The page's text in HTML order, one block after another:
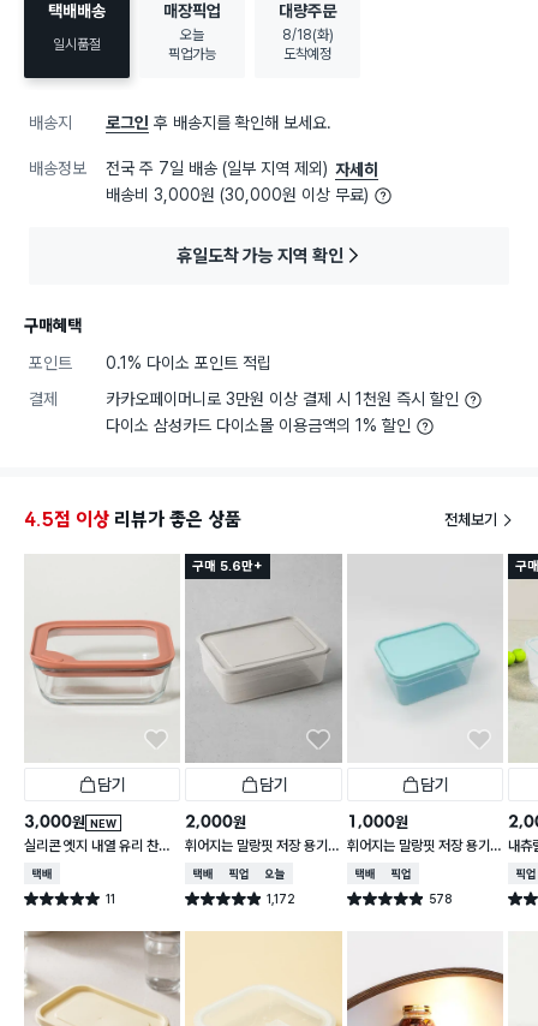
택배배송
일시품절
매장픽업
오늘
픽업가능
대량주문
8/18(화)
도착예정
배송지 로그인 후 배송지를 확인해 보세요.
배송정보 전국 주 7일 배송 (일부 지역 제외) 자세히
배송비 3,000원 (30,000원 이상 무료)
휴일도착 가능 지역 확인
구매혜택
포인트
0.1% 다이소 포인트 적립
결제
카카오페이머니로 3만원 이상 결제 시 1천원 즉시 할인
다이소 삼성카드 다이소몰 이용금액의 1% 할인
4.5점 이상 리뷰가 좋은 상품 전체보기
담기
NEW
3,000원
실리콘 엣지 내열 유리 찬통
550 ml
택배배송
별점 5.0점 11
건 작성
구매 5.6만+
담기
2,000원
휘어지는 말랑핏 저장 용기
2 L 그레이
택배배송매장픽업오늘배송
별점 4.9점 1,172
건 작성
담기
1,000원
휘어지는 말랑핏 저장 용기
900ml 스카이블루
택배배송매장픽업
별점 4.9점 578
건 작성
구
내츄
매장
별점